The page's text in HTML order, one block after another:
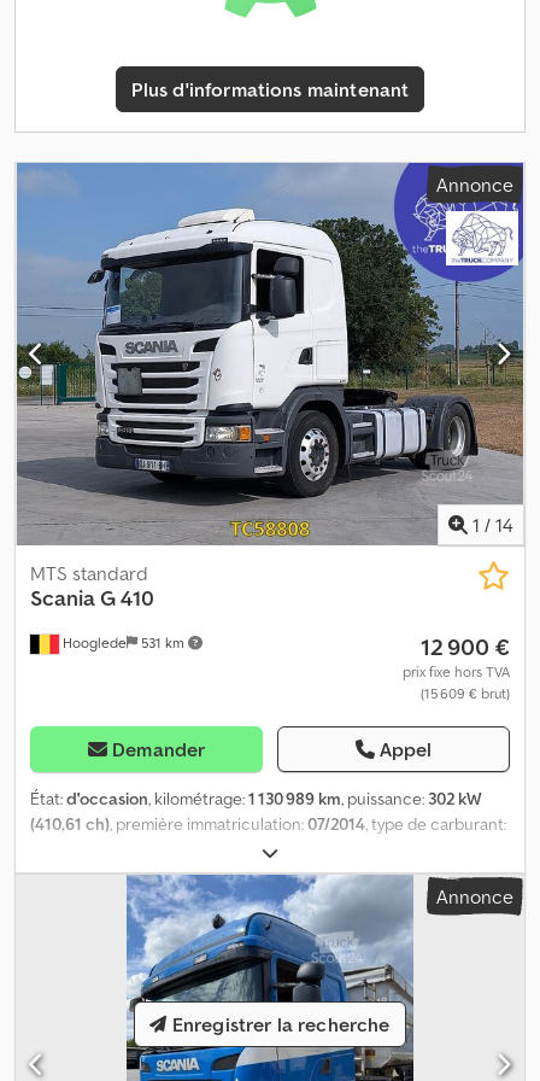
automatique * Régulateur de vitesse * Vitres électriques côté
électriquement Dcodpfxezq Iq Aj Af Eek * Feux tournants sur le
toit * Feux de brouillard Grue : HIAB Type : 377 E 8 Hipro
Commande à distance Plateau : * Parois latérales en aluminium
Longueur du compartiment de chargement : 7 200 mm * Largeur
du compartiment de chargement : 2 470 mm * Hauteur du
compartiment de chargement : 770 mm Pneus : 1er essieu : 315 /
80 R 22,5, 20 % usure, suspension à ressorts 2e essieu : 315 / 80 R
22,5, 20 % usure, suspension pneumatique 3e essieu : 315 / 80 R
22,5, 20 % usure, suspension pneumatique 4e essieu : 315 / 80 R
22,5, 30 % usure, essieu directeur et levable, suspension
pneumatique ----Prix : 49 900 € + 19 % de TVA Pour toute autre
question, vous pouvez nous contacter aux numéros suivants : *
Nous parlons : allemand, anglais, français, polonais et ?????
Erreurs typographiques, erreurs et vente intermédiaire réservées.
Plus d'informations maintenant
Annonce
1 / 14
Hooglede 531 km
MTS standard
ScaniaG 410
12 900 €
prix fixe hors TVA
(15 609 € brut)
Demander Appel
État:d'occasion, kilométrage:1 130 989 km, puissance: 302 kW
(410,61 ch), première immatriculation:07/2014, type de carburant:
315/70 R22.5
d'essieux:4x2, carburant:diesel, freins:retardeur, couleur:autre,
cabine conducteur:cabine courte, type d'engrenage:
, suspension:acier-air, Année de construction:
chauffage de stationnement, retardeur,
régulateur de vitesse, régulation électrique des vitres,
rétroviseur électrique, verrouillage centralisé, = Options et
accessoires supplémentaires = - Lecteur CD - Réservoir de
carburant en aluminium - Phares - Pare-soleil - Courant alternatif
Annonce
Enregistrer la recherche